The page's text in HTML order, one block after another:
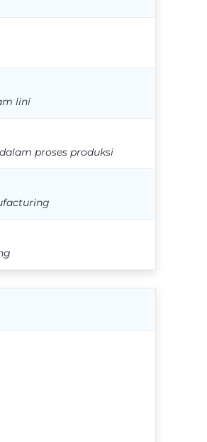
lini
proses produksi